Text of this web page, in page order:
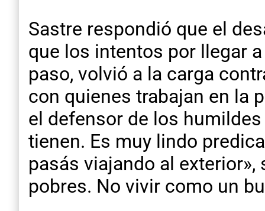
Sastre respondió que el
que los intentos por llegar
paso, volvió a la carga
con quienes trabajan en la
el defensor de los
tienen. Es muy lindo
pasás viajando al
pobres. No vivir como un